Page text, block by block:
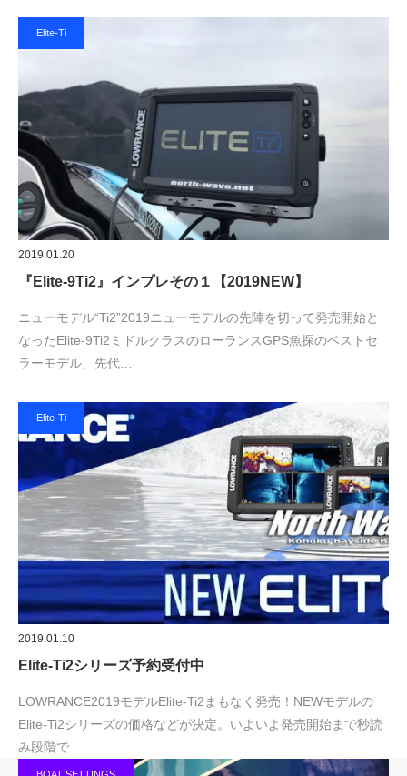
Elite-Ti
2019.01.20
『Elite-9Ti2』インプレその１【2019NEW】
ニューモデル“Ti2”2019ニューモデルの先陣を切って発売開始と
なったElite-9Ti2ミドルクラスのローランスGPS魚探のベストセ
ラーモデル、先代…
Elite-Ti
2019.01.10
Elite-Ti2シリーズ予約受付中
LOWRANCE2019モデルElite-Ti2まもなく発売！NEWモデルの
Elite-Ti2シリーズの価格などが決定。いよいよ発売開始まで秒読
み段階で…